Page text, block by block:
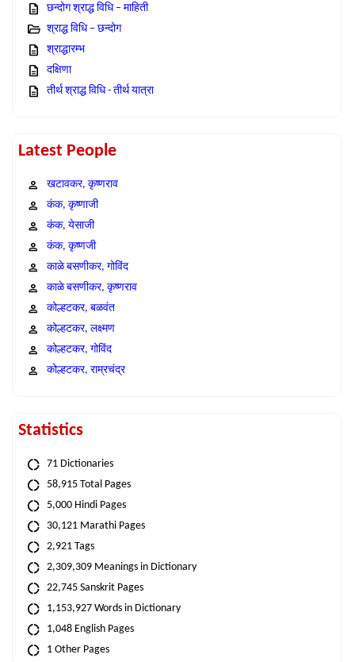
छन्दोग श्राद्ध विधि – माहिती
श्राद्ध विधि – छन्दोग
श्राद्धारम्भ
दक्षिणा
तीर्थ श्राद्ध विधि - तीर्थ यात्रा
Latest People
खटावकर, कृष्णराव
कंक, कृष्णाजी
कंक, येसाजी
कंक, कृष्णजी
काळे बसणीकर, गोविंद
काळे बसणीकर, कृष्णराव
कोल्हटकर, बळवंत
कोल्हटकर, लक्ष्मण
कोल्हटकर, गोविंद
कोल्हटकर, राम्रचंद्र
Statistics
71 Dictionaries
58,915 Total Pages
5,000 Hindi Pages
30,121 Marathi Pages
2,921 Tags
2,309,309 Meanings in Dictionary
22,745 Sanskrit Pages
1,153,927 Words in Dictionary
1,048 English Pages
1 Other Pages